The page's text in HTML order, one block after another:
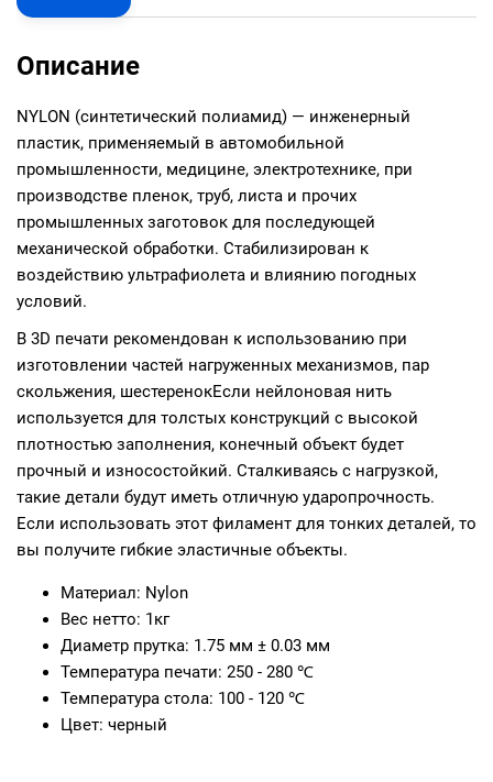
Описание
NYLON (синтетический полиамид) — инженерный
пластик, применяемый в автомобильной
промышленности, медицине, электротехнике, при
производстве пленок, труб, листа и прочих
промышленных заготовок для последующей
механической обработки. Стабилизирован к
воздействию ультрафиолета и влиянию погодных
условий.
В 3D печати рекомендован к использованию при
изготовлении частей нагруженных механизмов, пар
скольжения, шестеренокЕсли нейлоновая нить
используется для толстых конструкций с высокой
плотностью заполнения, конечный объект будет
прочный и износостойкий. Сталкиваясь с нагрузкой,
такие детали будут иметь отличную ударопрочность.
Если использовать этот филамент для тонких деталей, то
вы получите гибкие эластичные объекты.
Материал: Nylon
Вес нетто: 1кг
Диаметр прутка: 1.75 мм ± 0.03 мм
Температура печати: 250 - 280 ℃
Температура стола: 100 - 120 ℃
Цвет: черный